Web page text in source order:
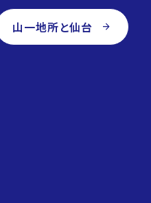
山一地所と仙台 arrow_forward